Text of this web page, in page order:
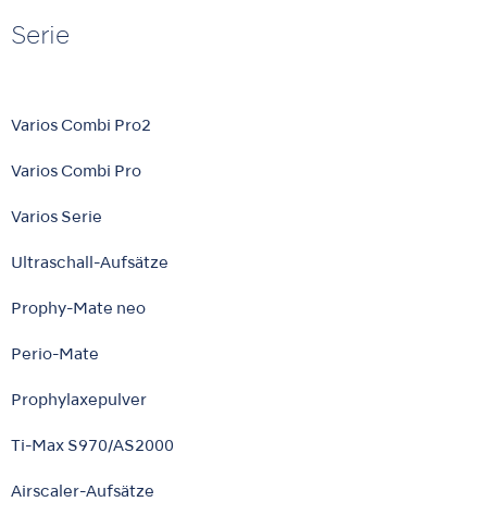
Serie
Varios Combi Pro2
Varios Combi Pro
Varios Serie
Ultraschall-Aufsätze
Prophy-Mate neo
Perio-Mate
Prophylaxepulver
Ti-Max S970/AS2000
Airscaler-Aufsätze